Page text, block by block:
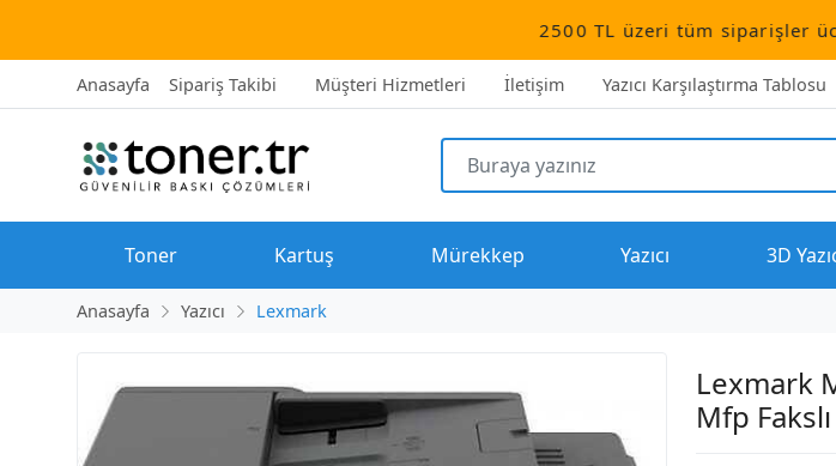
2500 TL üzeri tüm siparişler ücretsiz
Anasayfa Sipariş Takibi Müşteri Hizmetleri İletişim Yazıcı Karşılaştırma Tablosu
Toner Kartuş Mürekkep Yazıcı 3D
Anasayfa Yazıcı Lexmark
Lexmark
Mfp